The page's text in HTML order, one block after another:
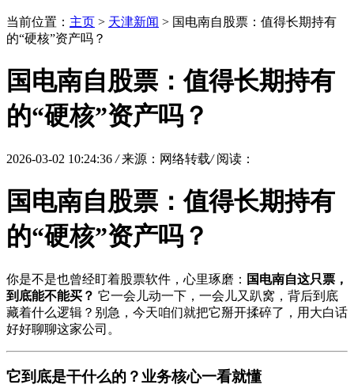
当前位置： 主页 > 天津新闻 > 国电南自股票：值得长期持有
的“硬核”资产吗？
国电南自股票：值得长期持有
的“硬核”资产吗？
2026-03-02 10:24:36 / 来源：网络转载/ 阅读：
国电南自股票：值得长期持有
的“硬核”资产吗？
你是不是也曾经盯着股票软件，心里琢磨： 国电南自这只票，
到底能不能买？ 它一会儿动一下，一会儿又趴窝，背后到底
藏着什么逻辑？别急，今天咱们就把它掰开揉碎了，用大白话
好好聊聊这家公司。
它到底是干什么的？业务核心一看就懂